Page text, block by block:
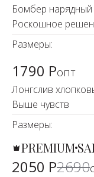
Бомбер нарядный
Роскошное
Размеры:
1790 Ропт
Лонгслив
Выше чувств
Размеры:
-25%
PREMIUM
2050 Р2690